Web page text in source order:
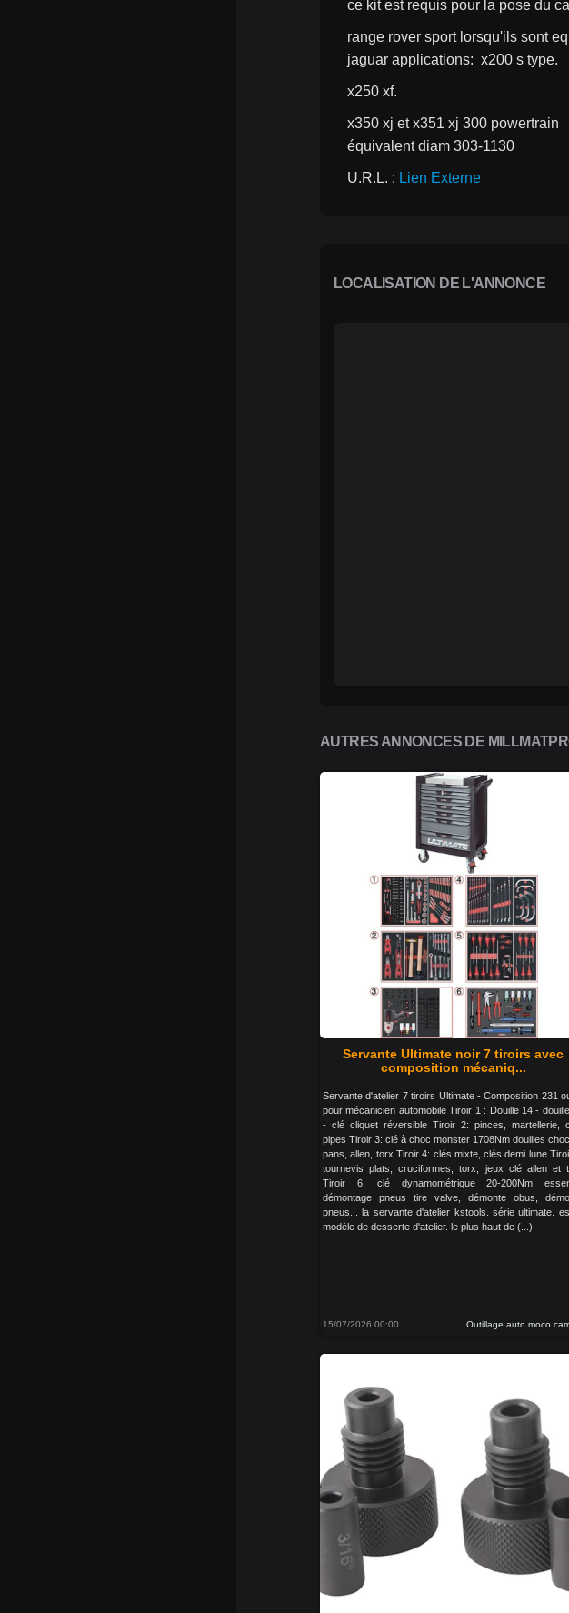
ce kit est requis pour la pose du
range rover sport lorsqu'ils sont
jaguar applications:  x200 s type.
x250 xf.
x350 xj et x351 xj 300 powertrain
équivalent diam 303-1130
U.R.L. : Lien Externe
LOCALISATION DE L'ANNONCE
AUTRES ANNONCES DE
Servante Ultimate noir 7 tiroirs avec
composition mécaniq...
Servante d'atelier 7 tiroirs Ultimate - Composition 231
pour mécanicien automobile Tiroir 1 : Douille 14 -
- clé cliquet réversible Tiroir 2: pinces, martellerie,
pipes Tiroir 3: clé à choc monster 1708Nm douilles
pans, allen, torx Tiroir 4: clés mixte, clés demi lune
tournevis plats, cruciformes, torx, jeux clé allen et
Tiroir 6: clé dynamométrique 20-200Nm
démontage pneus tire valve, démonte obus,
pneus... la servante d'atelier kstools. série ultimate.
modèle de desserte d'atelier. le plus haut de (...)
15/07/2026 00:00 Outillage auto moco